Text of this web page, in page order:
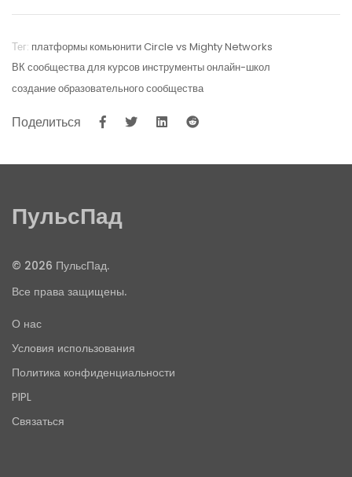
Тег: платформы комьюнитиCircle vs Mighty Networks
ВК сообщества для курсов инструменты онлайн-школ
создание образовательного сообщества
Поделиться
ПульсПад
© 2026 ПульсПад.
Все права защищены.
О нас
Условия использования
Политика конфиденциальности
PIPL
Связаться